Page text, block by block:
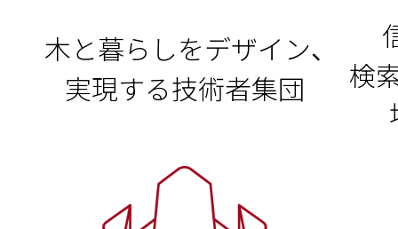
木と暮らしをデザイン、
実現する技術者集団
検